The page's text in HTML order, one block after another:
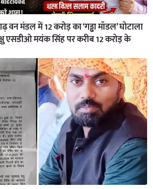
मंडल में 12 करोड़ का ‘गड्ढा मॉडल’ घोटाला
एसडीओ मयंक सिंह पर करीब 12 करोड़ के